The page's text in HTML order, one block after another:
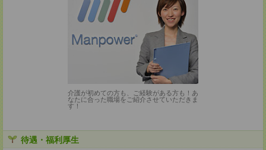
介護が初めての方も、ご経験がある方も！あ
なたに合った職場をご紹介させていただきま
す！
待遇・福利厚生